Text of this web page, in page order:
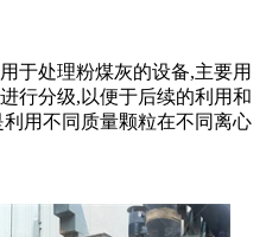
于处理粉煤灰的设备,主要用
行分级,以便于后续的利用和
用不同质量颗粒在不同离心